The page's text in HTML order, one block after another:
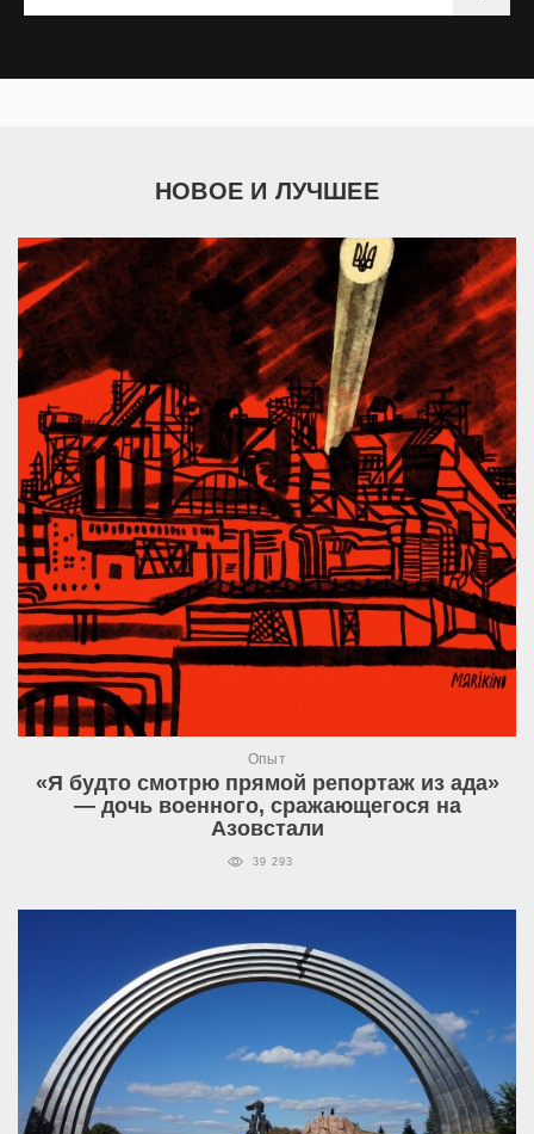
НОВОЕ И ЛУЧШЕЕ
Опыт
«Я будто смотрю прямой репортаж из ада»
— дочь военного, сражающегося на
Азовстали
39 293